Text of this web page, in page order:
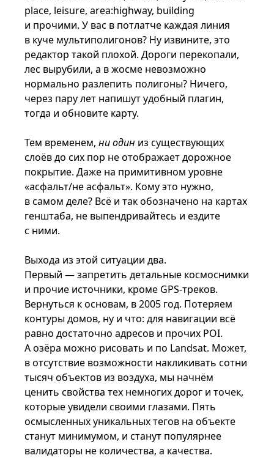
place, leisure, area:highway, building
и прочими. У вас в потлатче каждая линия
в куче мультиполигонов? Ну извините, это
редактор такой плохой. Дороги перекопали,
лес вырубили, а в жосме невозможно
нормально разлепить полигоны? Ничего,
через пару лет напишут удобный плагин,
тогда и обновите карту.
Тем временем,ни один из существующих
слоёв до сих пор не отображает дорожное
покрытие. Даже на примитивном уровне
«асфальт/не асфальт». Кому это нужно,
в самом деле? Всё и так обозначено на картах
генштаба, не выпендривайтесь и ездите
с ними.
Выхода из этой ситуации два.
Первый — запретить детальные космоснимки
и прочие источники, кроме GPS-треков.
Вернуться к основам, в 2005 год. Потеряем
контуры домов, ну и что: для навигации всё
равно достаточно адресов и прочих POI.
А озёра можно рисовать и по Landsat. Может,
в отсутствие возможности накликивать сотни
тысяч объектов из воздуха, мы начнём
ценить свойства тех немногих дорог и точек,
которые увидели своими глазами. Пять
осмысленных уникальных тегов на объекте
станут минимумом, и станут популярнее
валидаторы не количества, а качества.